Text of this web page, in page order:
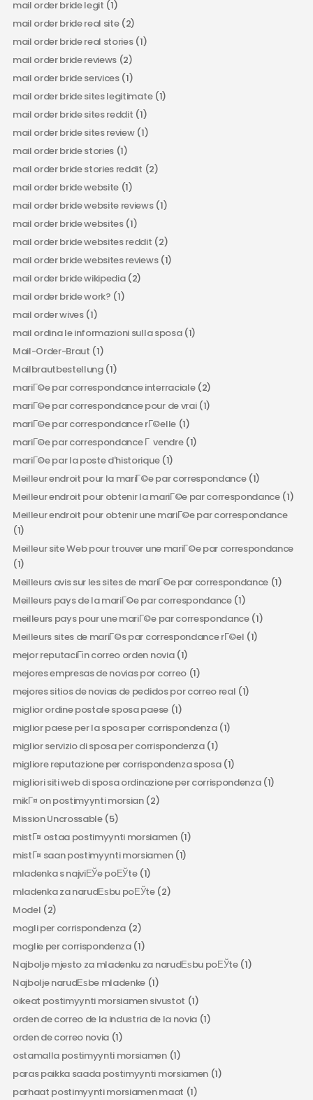
mail order bride legit (1)
mail order bride real site(2)
mail order bride real stories(1)
mail order bride reviews (2)
mail order bride services(1)
mail order bride sites legitimate(1)
mail order bride sites reddit (1)
mail order bride sites review(1)
mail order bride stories (1)
mail order bride stories reddit (2)
mail order bride website (1)
mail order bride website reviews(1)
mail order bride websites(1)
mail order bride websites reddit (2)
mail order bride websites reviews(1)
mail order bride wikipedia(2)
mail order bride work? (1)
mail order wives(1)
mail ordina le informazioni sulla sposa(1)
Mail-Order-Braut (1)
Mailbrautbestellung(1)
mariГ©e par correspondance interraciale(2)
mariГ©e par correspondance pour de vrai(1)
mariГ©e par correspondance rГ©elle(1)
mariГ©e par correspondance Г vendre(1)
mariГ©e par la poste d'historique(1)
Meilleur endroit pour la mariГ©e par correspondance(1)
Meilleur endroit pour obtenir la mariГ©e par correspondance(1)
Meilleur endroit pour obtenir une mariГ©e par correspondance
(1)
Meilleur site Web pour trouver une mariГ©e par correspondance
(1)
Meilleurs avis sur les sites de mariГ©e par correspondance (1)
Meilleurs pays de la mariГ©e par correspondance(1)
meilleurs pays pour une mariГ©e par correspondance(1)
Meilleurs sites de mariГ©s par correspondance rГ©el (1)
mejor reputaciГіn correo orden novia(1)
mejores empresas de novias por correo(1)
mejores sitios de novias de pedidos por correo real (1)
miglior ordine postale sposa paese(1)
miglior paese per la sposa per corrispondenza(1)
miglior servizio di sposa per corrispondenza(1)
migliore reputazione per corrispondenza sposa(1)
migliori siti web di sposa ordinazione per corrispondenza(1)
mikГ¤ on postimyynti morsian(2)
Mission Uncrossable(5)
mistГ¤ ostaa postimyynti morsiamen(1)
mistГ¤ saan postimyynti morsiamen(1)
mladenka s najviЕЎe poЕЎte(1)
mladenka za narudЕѕbu poЕЎte(2)
Model (2)
mogli per corrispondenza (2)
moglie per corrispondenza(1)
Najbolje mjesto za mladenku za narudЕѕbu poЕЎte(1)
Najbolje narudЕѕbe mladenke (1)
oikeat postimyynti morsiamen sivustot (1)
orden de correo de la industria de la novia(1)
orden de correo novia (1)
ostamalla postimyynti morsiamen(1)
paras paikka saada postimyynti morsiamen(1)
parhaat postimyynti morsiamen maat (1)